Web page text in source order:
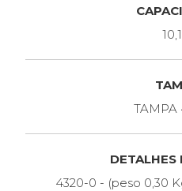
TAMPA
DETALHES
4320-0 - (peso 0,30